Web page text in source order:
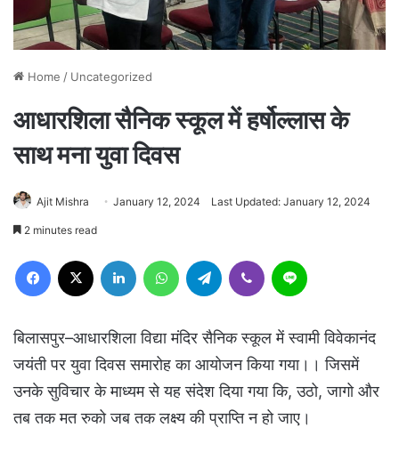
Home / Uncategorized
आधारशिला सैनिक स्कूल में हर्षोल्लास के
साथ मना युवा दिवस
Ajit Mishra January 12, 2024 Last Updated: January 12, 2024
2 minutes read
Facebook LinkedIn WhatsAppTelegram Viber
बिलासपुर–आधारशिला विद्या मंदिर सैनिक स्कूल में स्वामी विवेकानंद
जयंती पर युवा दिवस समारोह का आयोजन किया गया।। जिसमें
उनके सुविचार के माध्यम से यह संदेश दिया गया कि, उठो, जागो और
तब तक मत रुको जब तक लक्ष्य की प्राप्ति न हो जाए।